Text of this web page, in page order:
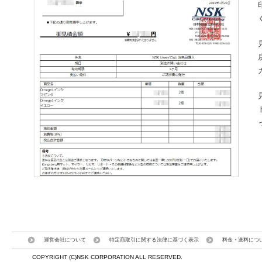
運営会社について 特定商取引に関する法律に基づく表示 料金・送料につ
COPYRIGHT (C)NSK CORPORATION ALL RESERVED.